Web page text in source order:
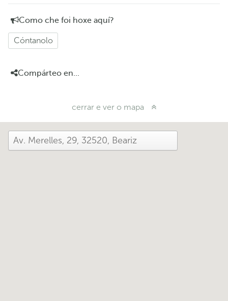
Como che foi hoxe aquí?
Cóntanolo
Compárteo en...
cerrar e ver o mapa